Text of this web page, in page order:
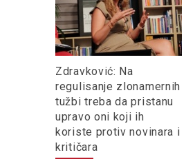
Zdravković: Na
regulisanje zlonamernih
tužbi treba da pristanu
upravo oni koji ih
koriste protiv novinara i
kritičara